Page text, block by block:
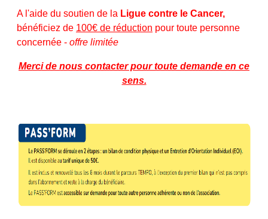
A l'aide du soutien de la Ligue contre le Cancer,
bénéficiez de 100€ de réduction pour toute personne
concernée - offre limitée
Merci de nous contacter pour toute demande en ce
sens.